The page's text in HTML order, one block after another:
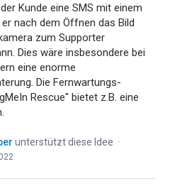
Kunde eine SMS mit einem
nach dem Öffnen das Bild
zum Supporter
Dies wäre insbesondere bei
eine enorme
Die Fernwartungs-
Rescue" bietet z.B. eine
unterstützt diese Idee ·